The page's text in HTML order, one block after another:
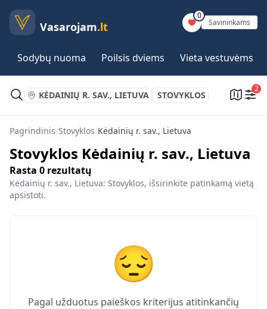
Vasarojam.lt
0
Savininkams
Sodybų nuoma Poilsis dviems Vieta vestuvėms
KĖDAINIŲ R. SAV., LIETUVA STOVYKLOS
2
Pagrindinis/Stovyklos/Kėdainių r. sav., Lietuva
Stovyklos Kėdainių r. sav., Lietuva
Rasta 0 rezultatų
Kėdainių r. sav., Lietuva: Stovyklos, išsirinkite patinkamą vietą
apsistoti.
😔
Pagal užduotus paieškos kriterijus atitinkančių